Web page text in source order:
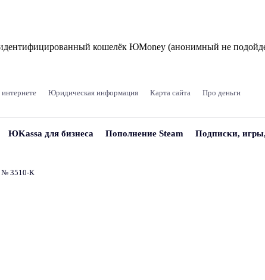
кошелёк ЮMoney (анонимный не
интернете Юридическая информация Карта сайта Про деньги
ЮKassa для бизнеса Пополнение Steam Подписки,
№ 3510‑К